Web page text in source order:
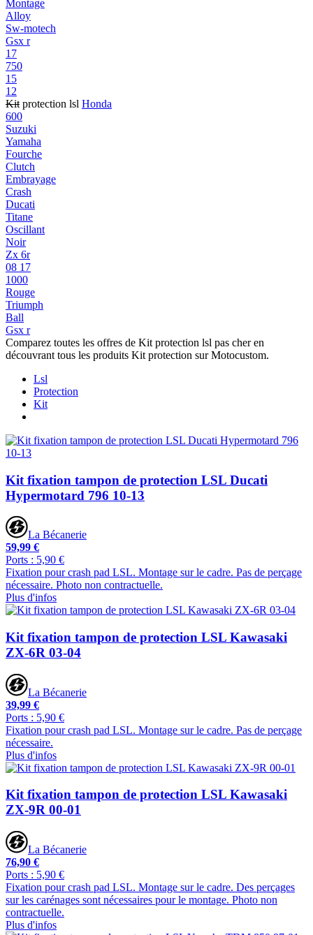
Montage
Alloy
Sw-motech
Gsx r
17
750
15
12
Kit protection lsl Honda
600
Suzuki
Yamaha
Fourche
Clutch
Embrayage
Crash
Ducati
Titane
Oscillant
Noir
Zx 6r
08 17
1000
Rouge
Triumph
Ball
Gsx r
Comparez toutes les offres de Kit protection lsl pas cher en
découvrant tous les produits Kit protection sur Motocustom.
Lsl
Protection
Kit
Kit fixation tampon de protection LSL Ducati
Hypermotard 796 10-13
La Bécanerie
59,99 €
Ports : 5,90 €
Fixation pour crash pad LSL. Montage sur le cadre. Pas de perçage
nécessaire. Photo non contractuelle.
Plus d'infos
Kit fixation tampon de protection LSL Kawasaki
ZX-6R 03-04
La Bécanerie
39,99 €
Ports : 5,90 €
Fixation pour crash pad LSL. Montage sur le cadre. Pas de perçage
nécessaire.
Plus d'infos
Kit fixation tampon de protection LSL Kawasaki
ZX-9R 00-01
La Bécanerie
76,90 €
Ports : 5,90 €
Fixation pour crash pad LSL. Montage sur le cadre. Des perçages
sur les carénages sont nécessaires pour le montage. Photo non
contractuelle.
Plus d'infos